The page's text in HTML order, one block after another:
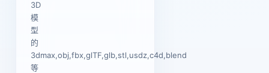
3D
模
型
的
3dmax,obj,fbx,glTF,glb,stl,usdz,c4d,blend
等